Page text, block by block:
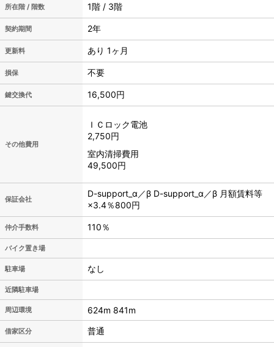
所在階 / 階数 1階 / 3階
契約期間 2年
更新料 あり 1ヶ月
損保 不要
鍵交換代 16,500円
その他費用
ＩＣロック電池
2,750円
室内清掃費用
49,500円
保証会社
D-support_α／β D-support_α／β 月額賃料等
×3.4％800円
仲介手数料 110％
バイク置き場
駐車場 なし
近隣駐車場
周辺環境 624m 841m
借家区分 普通